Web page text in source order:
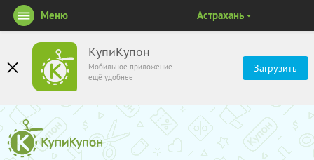
КупиКупон
Мобильное приложение
ещё удобнее
Загрузить
Меню Астрахань